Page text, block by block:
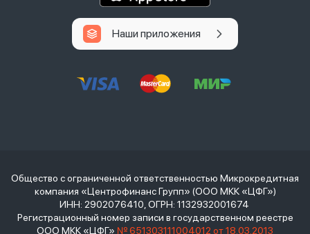
Наши приложения
Общество с ограниченной ответственностью Микрокредитная
компания «Центрофинанс Групп» (ООО МКК «ЦФГ»)
ИНН: 2902076410, ОГРН: 1132932001674
Регистрационный номер записи в государственном реестре
ООО МКК «ЦФГ» № 651303111004012 от 18.03.2013